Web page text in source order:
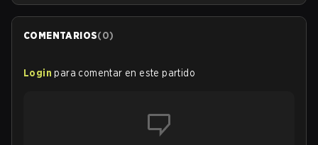
COMENTARIOS(0)
Login para comentar en este partido